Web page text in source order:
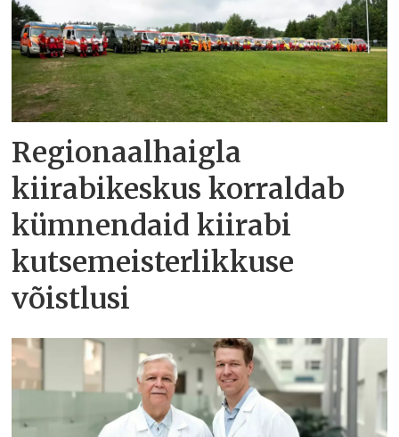
Regionaalhaigla
kiirabikeskus korraldab
kümnendaid kiirabi
kutsemeisterlikkuse
võistlusi